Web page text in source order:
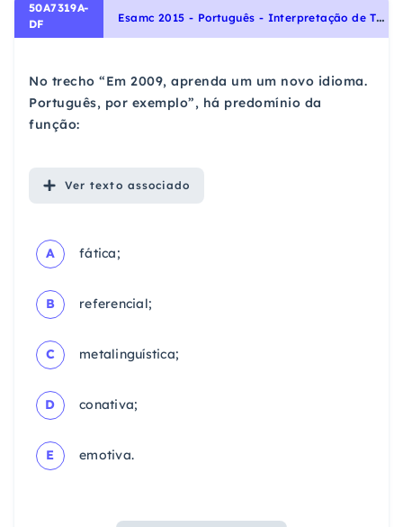
50A7319A-
DF
E
samc 2015 - Português - Interpretação de Textos, Funções da Linguagem: emotiva, apelativa, referencial, metalinguística, fática e poética.
No trecho “Em 2009, aprenda um um novo idioma.
Português, por exemplo”, há predomínio da
função:
Ver texto associado
A fática;
B referencial;
C metalinguística;
D conativa;
E emotiva.